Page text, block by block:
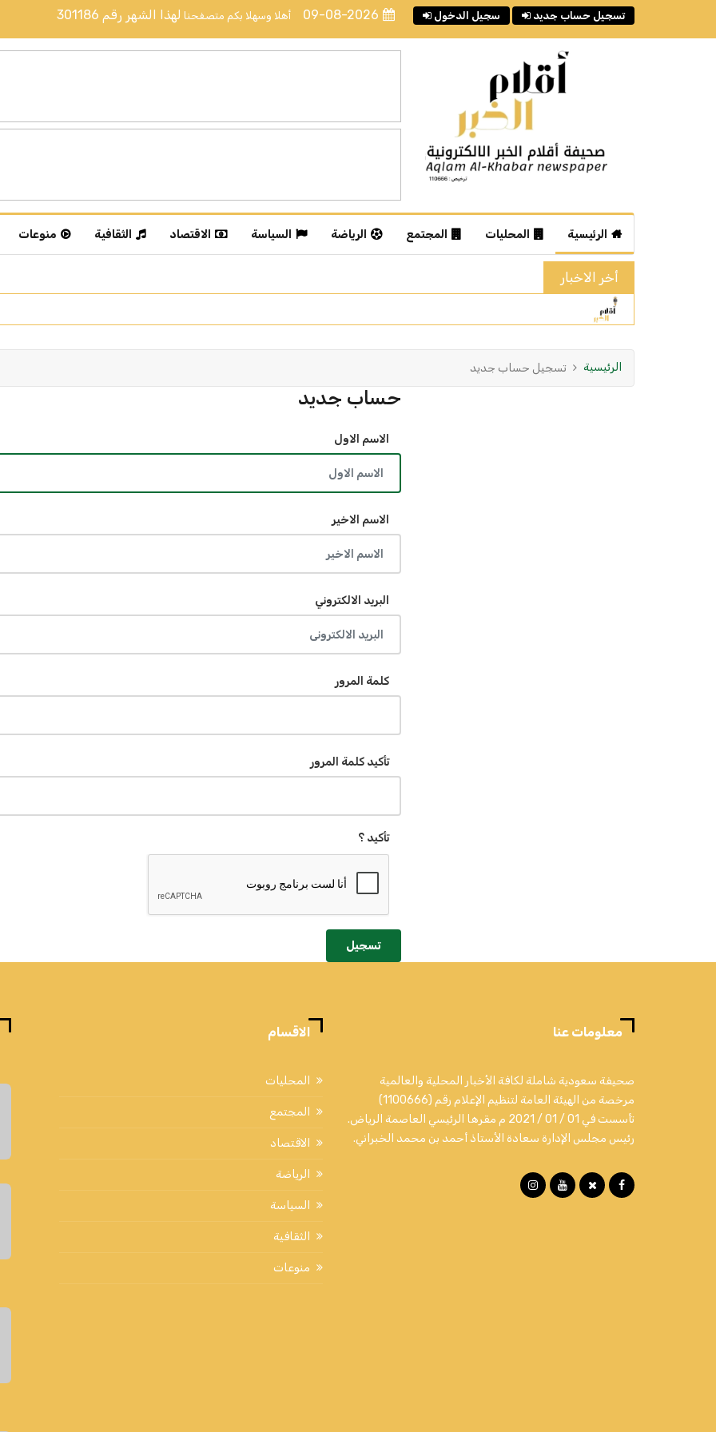
أهلا وسهلا بكم متصفحنا لهذا الشهر رقم 301186 09-08-2026 سجيل الدخول تسجيل حساب جديد
الرئيسية المحليات المجتمع الرياضة السياسة الاقتصاد الثقافية منوعات
أخر الاخبار
الرئيسية تسجيل حساب جديد
حساب جديد
الاسم الاول
الاسم الاخير
البريد الالكتروني
كلمة المرور
تأكيد كلمة المرور
تأكيد ؟
تسجيل
معلومات عنا
صحيفة سعودية شاملة لكافة الأخبار المحلية والعالمية
مرخصة من الهيئة العامة لتنظيم الإعلام رقم (1100666)
تأسست في 01 / 01 / 2021 م مقرها الرئيسي العاصمة الرياض.
رئيس مجلس الإدارة سعادة الأستاذ أحمد بن محمد الخبراني.
الاقسام
المحليات
المجتمع
الاقتصاد
الرياضة
السياسة
الثقافية
منوعات